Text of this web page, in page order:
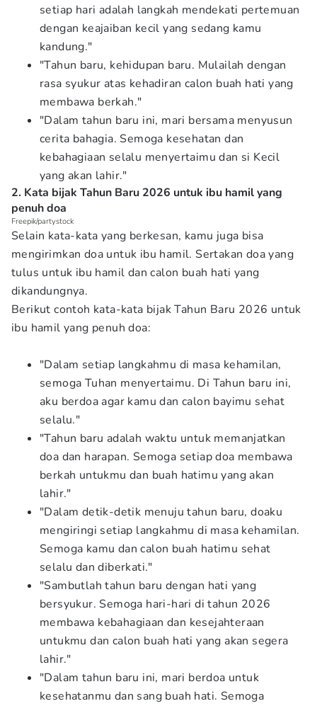
setiap hari adalah langkah mendekati pertemuan
dengan keajaiban kecil yang sedang kamu
kandung."
"Tahun baru, kehidupan baru. Mulailah dengan
rasa syukur atas kehadiran calon buah hati yang
membawa berkah."
"Dalam tahun baru ini, mari bersama menyusun
cerita bahagia. Semoga kesehatan dan
kebahagiaan selalu menyertaimu dan si Kecil
yang akan lahir."
2. Kata bijak Tahun Baru 2026 untuk ibu hamil yang
penuh doa
Freepik/partystock
Selain kata-kata yang berkesan, kamu juga bisa
mengirimkan doa untuk ibu hamil. Sertakan doa yang
tulus untuk ibu hamil dan calon buah hati yang
dikandungnya.
Berikut contoh kata-kata bijak Tahun Baru 2026 untuk
ibu hamil yang penuh doa:
"Dalam setiap langkahmu di masa kehamilan,
semoga Tuhan menyertaimu. Di Tahun baru ini,
aku berdoa agar kamu dan calon bayimu sehat
selalu."
"Tahun baru adalah waktu untuk memanjatkan
doa dan harapan. Semoga setiap doa membawa
berkah untukmu dan buah hatimu yang akan
lahir."
"Dalam detik-detik menuju tahun baru, doaku
mengiringi setiap langkahmu di masa kehamilan.
Semoga kamu dan calon buah hatimu sehat
selalu dan diberkati."
"Sambutlah tahun baru dengan hati yang
bersyukur. Semoga hari-hari di tahun 2026
membawa kebahagiaan dan kesejahteraan
untukmu dan calon buah hati yang akan segera
lahir."
"Dalam tahun baru ini, mari berdoa untuk
kesehatanmu dan sang buah hati. Semoga